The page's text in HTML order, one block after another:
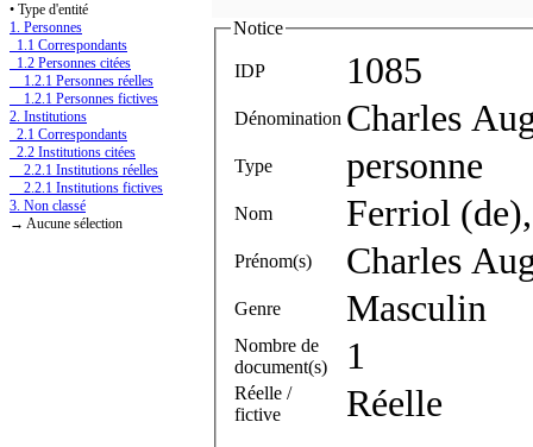
• Type d'entité
1. Personnes
1.1 Correspondants
1.2 Personnes citées
1.2.1 Personnes réelles
1.2.1 Personnes fictives
2. Institutions
2.1 Correspondants
2.2 Institutions citées
2.2.1 Institutions réelles
2.2.1 Institutions fictives
3. Non classé
→ Aucune sélection
Notice
IDP 1085
Dénomination Charles
Type personne
Nom Ferriol
Prénom(s) Charles
Genre Masculin
Nombre de
document(s)
1
Réelle /
fictive
Réelle